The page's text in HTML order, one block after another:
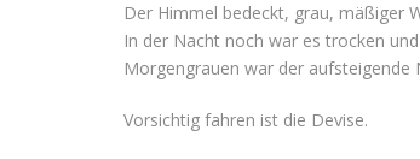
Der Himmel bedeckt, grau, mäßiger
In der Nacht noch war es trocken
Morgengrauen war der
Vorsichtig fahren ist die Devise.